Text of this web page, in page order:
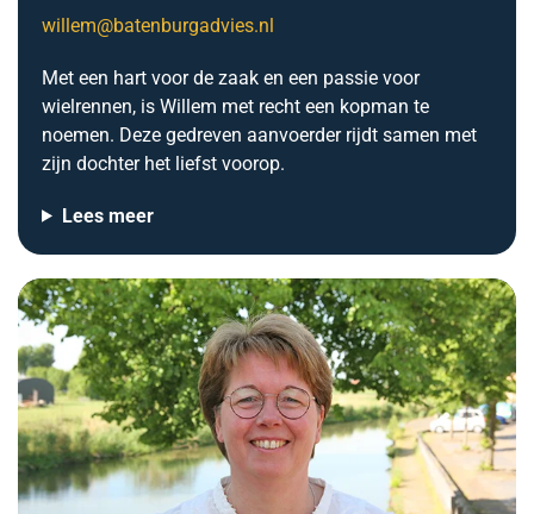
willem@batenburgadvies.nl
Met een hart voor de zaak en een passie voor
wielrennen, is Willem met recht een kopman te
noemen. Deze gedreven aanvoerder rijdt samen met
zijn dochter het liefst voorop.
Lees meer